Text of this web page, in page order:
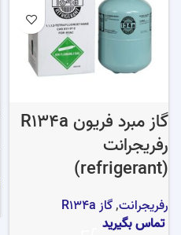
گاز مبرد فریون R134a
رفریجرانت
(refrigerant)
رفریجرانت,گاز R134a
تماس بگیرید